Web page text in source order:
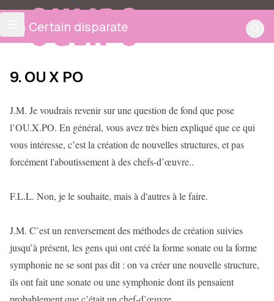
OULIPO
Un Certain disparate
9. OU X PO
J.M. Je voudrais revenir sur une question de fond que pose
l’OU.X.PO. En général, vous avez très bien expliqué que ce qui
vous intéresse, c’est la création de nouvelles structures, et pas
forcément l'aboutissement à des chefs-d’œuvre..
F.L.L. Non, je le souhaite, mais à d'autres à le faire.
J.M. C’est un renversement des méthodes de création suivies
jusqu’à présent, les gens qui ont créé la forme sonate ou la forme
symphonie ne se sont pas dit : on va créer une nouvelle structure,
ils ont fait une sonate ou une symphonie dont ils pensaient